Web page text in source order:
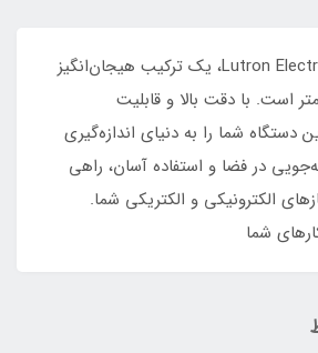
DM-9962SD از Lutron Electronic، یک ترکیب هیجان‌انگیز
از مولتی‌متر و LCR متر است. با دقت بالا و قابلیت
دستگاه شما را به دنیای اندازه‌گیری
در فضا و استفاده آسان، راهی
الکترونیکی و الکتریکی شما.
شما